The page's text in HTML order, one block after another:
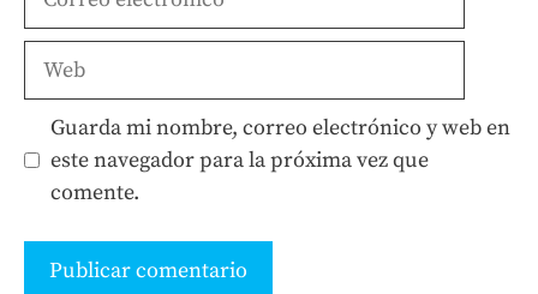
Web
Guarda mi nombre, correo electrónico y web en
este navegador para la próxima vez que
comente.